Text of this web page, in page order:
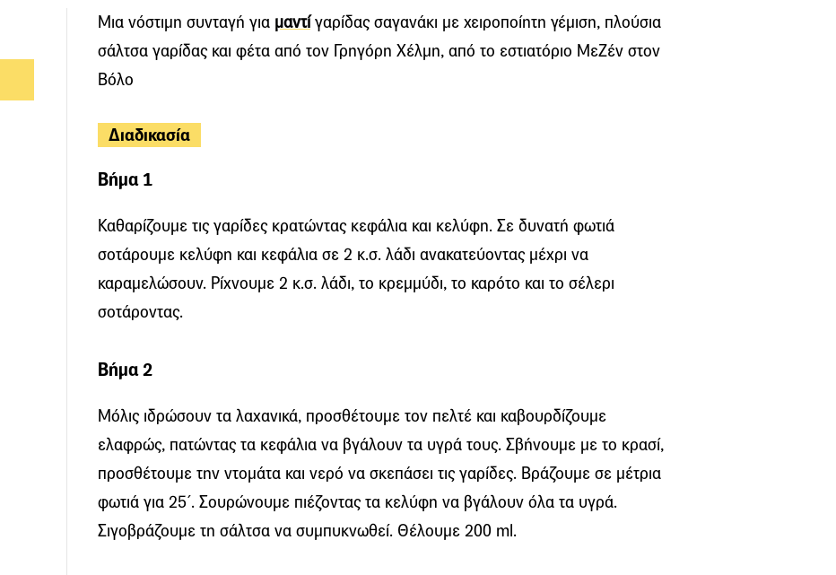
Μια νόστιμη συνταγή για μαντίγαρίδας σαγανάκι με χειροποίητη γέμιση, πλούσια
σάλτσα γαρίδας και φέτα από τον Γρηγόρη Χέλμη, από το εστιατόριο ΜεΖέν στον
Βόλο
Διαδικασία
Βήμα 1
Καθαρίζουμε τις γαρίδες κρατώντας κεφάλια και κελύφη. Σε δυνατή φωτιά
σοτάρουμε κελύφη και κεφάλια σε 2 κ.σ. λάδι ανακατεύοντας μέχρι να
καραμελώσουν. Ρίχνουμε 2 κ.σ. λάδι, το κρεμμύδι, το καρότο και το σέλερι
σοτάροντας.
Βήμα 2
Μόλις ιδρώσουν τα λαχανικά, προσθέτουμε τον πελτέ και καβουρδίζουμε
ελαφρώς, πατώντας τα κεφάλια να βγάλουν τα υγρά τους. Σβήνουμε με το κρασί,
προσθέτουμε την ντομάτα και νερό να σκεπάσει τις γαρίδες. Βράζουμε σε μέτρια
φωτιά για 25΄. Σουρώνουμε πιέζοντας τα κελύφη να βγάλουν όλα τα υγρά.
Σιγοβράζουμε τη σάλτσα να συμπυκνωθεί. Θέλουμε 200 ml.